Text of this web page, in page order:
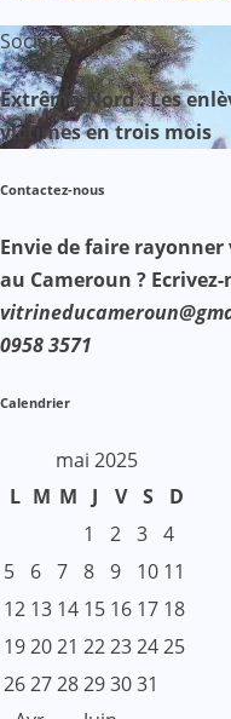
Société
Extrême-Nord : Les
victimes en trois mois
Contactez-nous
Envie de faire
au Cameroun ? Ecrivez-
0958 3571
Calendrier
mai 2025
L M M J V S
D
1
2 3 4
5
6 7 8 9 10 11
12 13 14 15 16 17 18
192021 22232425
262728293031